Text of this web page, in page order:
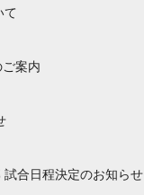
て
案内
合日程決定のお知らせ